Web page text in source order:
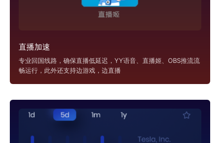
直播加速
专业回国线路，确保直播低延迟，YY语音、直播姬、OBS推流流
畅运行，此外还支持边游戏，边直播